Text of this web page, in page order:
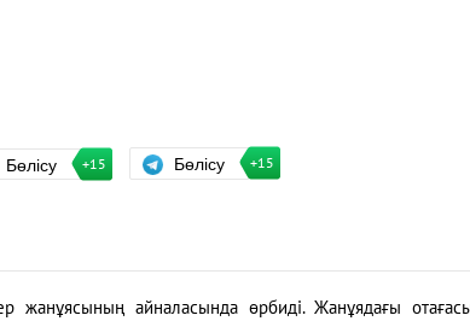
Бөлісу +15 Бөлісу +15
жанұясының айналасында өрбиді. Жанұядағы